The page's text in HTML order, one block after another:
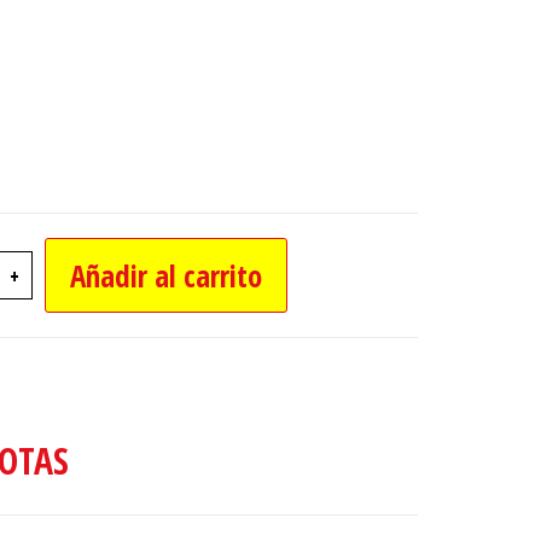
POLLO PARA MASCOTAS 19CM 2 SONIDOS
+ Añadir al carrito